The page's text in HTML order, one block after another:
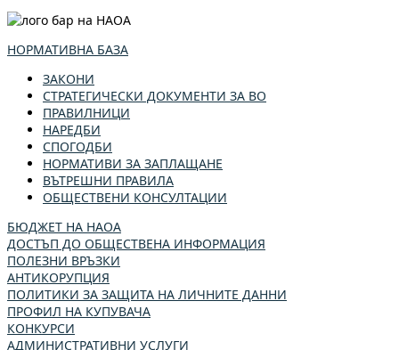
НОРМАТИВНА БАЗА
ЗАКОНИ
СТРАТЕГИЧЕСКИ ДОКУМЕНТИ ЗА ВО
ПРАВИЛНИЦИ
НАРЕДБИ
СПОГОДБИ
НОРМАТИВИ ЗА ЗАПЛАЩАНЕ
ВЪТРЕШНИ ПРАВИЛА
ОБЩЕСТВЕНИ КОНСУЛТАЦИИ
БЮДЖЕТ НА НАОА
ДОСТЪП ДО ОБЩЕСТВЕНА ИНФОРМАЦИЯ
ПОЛЕЗНИ ВРЪЗКИ
АНТИКОРУПЦИЯ
ПОЛИТИКИ ЗА ЗАЩИТА НА ЛИЧНИТЕ ДАННИ
ПРОФИЛ НА КУПУВАЧА
КОНКУРСИ
АДМИНИСТРАТИВНИ УСЛУГИ